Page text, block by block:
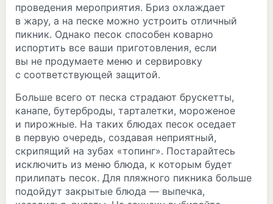
проведения мероприятия. Бриз охлаждает
в жару, а на песке можно устроить отличный
пикник. Однако песок способен коварно
испортить все ваши приготовления, если
вы не продумаете меню и сервировку
с соответствующей защитой.
Больше всего от песка страдают брускетты,
канапе, бутерброды, тарталетки, мороженое
и пирожные. На таких блюдах песок оседает
в первую очередь, создавая неприятный,
скрипящий на зубах «топинг». Постарайтесь
исключить из меню блюда, к которым будет
прилипать песок. Для пляжного пикника больше
подойдут закрытые блюда — выпечка,